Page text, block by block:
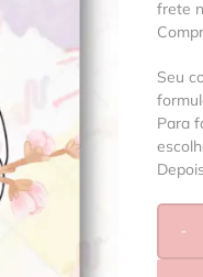
frete
Seu
Para
-